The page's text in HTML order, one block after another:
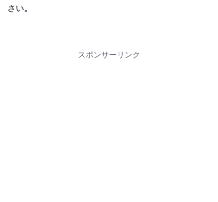
さい。
スポンサーリンク